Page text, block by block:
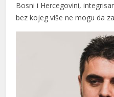
Bosni i Hercegovini,
bez kojeg više ne mogu da